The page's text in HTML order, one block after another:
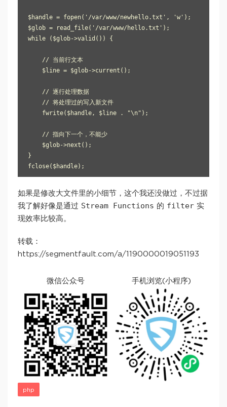
$handle = fopen('/var/www/newhello.txt', 'w');
$glob = read_file('/var/www/hello.txt');
while ($glob->valid()) {
    // 当前行文本
    $line = $glob->current();
    // 逐行处理数据
    // 将处理过的写入新文件
    fwrite($handle, $line . "\n");
    // 指向下一个，不能少
    $glob->next();
}
如果是修改大文件里的小细节，这个我还没做过，不过据
我了解好像是通过 Stream Functions 的 filter 实
现效率比较高。
转载：
https://segmentfault.com/a/1190000019051193
微信公众号 手机浏览(小程序)
php